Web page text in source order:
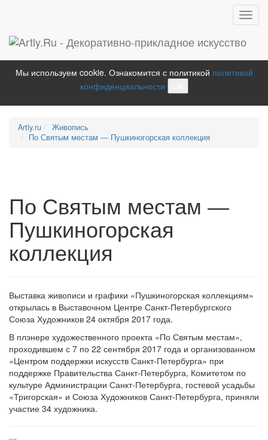
Мы используем cookie. Ознакомится с политикой политикой
конфиденциальности
Artly.ru
Живопись
По Святым местам — Пушкиногорская коллекция
По Святым местам —
Пушкиногорская
коллекция
Выставка живописи и графики «Пушкиногорская коллекциям»
открылась в Выставочном Центре Санкт-Петербургского
Союза Художников 24 октября 2017 года.
В плэнере художественного проекта «По Святым местам»,
проходившем с 7 по 22 сентября 2017 года и организованном
«Центром поддержки искусств Санкт-Петербурга» при
поддержке Правительства Санкт-Петербурга, Комитетом по
культуре Администрации Санкт-Петербурга, гостевой усадьбы
«Тригорская» и Союза Художников Санкт-Петербурга, приняли
участие 34 художника.